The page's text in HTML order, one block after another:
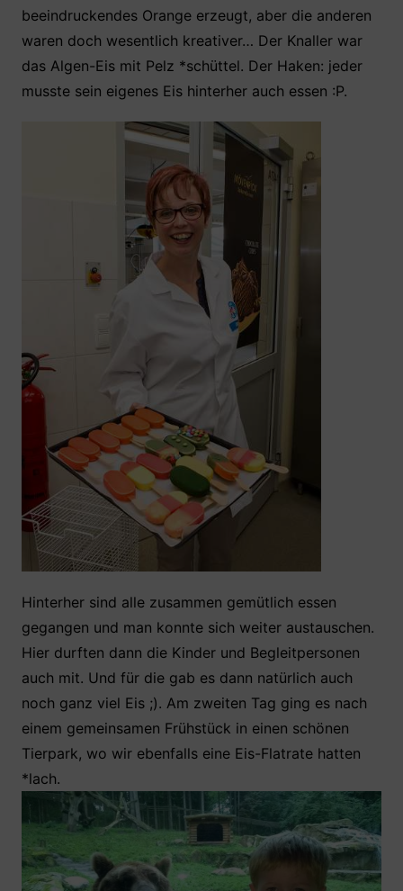
beeindruckendes Orange erzeugt, aber die anderen
waren doch wesentlich kreativer… Der Knaller war
das Algen-Eis mit Pelz *schüttel. Der Haken: jeder
musste sein eigenes Eis hinterher auch essen :P.
Hinterher sind alle zusammen gemütlich essen
gegangen und man konnte sich weiter austauschen.
Hier durften dann die Kinder und Begleitpersonen
auch mit. Und für die gab es dann natürlich auch
noch ganz viel Eis ;). Am zweiten Tag ging es nach
einem gemeinsamen Frühstück in einen schönen
Tierpark, wo wir ebenfalls eine Eis-Flatrate hatten
*lach.